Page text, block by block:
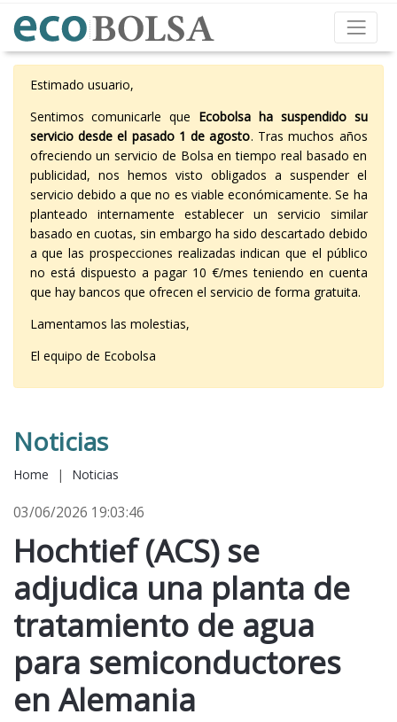
Estimado usuario,
Sentimos comunicarle que Ecobolsa ha suspendido su
servicio desde el pasado 1 de agosto. Tras muchos años
ofreciendo un servicio de Bolsa en tiempo real basado en
publicidad, nos hemos visto obligados a suspender el
servicio debido a que no es viable económicamente. Se ha
planteado internamente establecer un servicio similar
basado en cuotas, sin embargo ha sido descartado debido
a que las prospecciones realizadas indican que el público
no está dispuesto a pagar 10 €/mes teniendo en cuenta
que hay bancos que ofrecen el servicio de forma gratuita.
Lamentamos las molestias,
El equipo de Ecobolsa
Noticias
Home | Noticias
03/06/2026 19:03:46
Hochtief (ACS) se
adjudica una planta de
tratamiento de agua
para semiconductores
en Alemania